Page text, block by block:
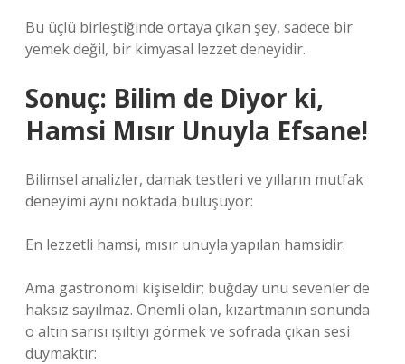
Bu üçlü birleştiğinde ortaya çıkan şey, sadece bir
yemek değil, bir kimyasal lezzet deneyidir.
Sonuç: Bilim de Diyor ki,
Hamsi Mısır Unuyla Efsane!
Bilimsel analizler, damak testleri ve yılların mutfak
deneyimi aynı noktada buluşuyor:
En lezzetli hamsi, mısır unuyla yapılan hamsidir.
Ama gastronomi kişiseldir; buğday unu sevenler de
haksız sayılmaz. Önemli olan, kızartmanın sonunda
o altın sarısı ışıltıyı görmek ve sofrada çıkan sesi
duymaktır: